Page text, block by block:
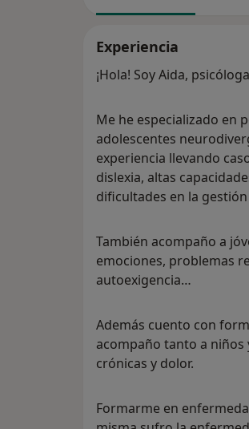
Experiencia
¡Hola! Soy Aida,
Me he especializado en
adolescentes
experiencia llevando
dislexia, altas
dificultades en la gestión
También acompaño a
emociones, problemas
autoexigencia…
Además cuento con
acompaño tanto a niños
crónicas y dolor.
Formarme en